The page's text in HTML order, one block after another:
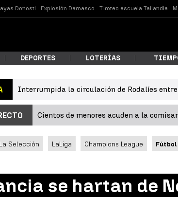
Donosti Explosión Damasco Tiroteo escuela Tailandia
¿Qué estás
DEPORTES LOTERÍAS
Interrumpida la circulación de Rodalíes
Cientos de menores acuden a la
La Selección LaLiga Champions League Fútbol
se hartan de